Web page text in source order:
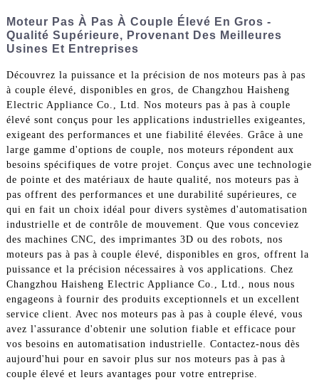
Moteur Pas À Pas À Couple Élevé En Gros -
Qualité Supérieure, Provenant Des Meilleures
Usines Et Entreprises
Découvrez la puissance et la précision de nos moteurs pas à pas
à couple élevé, disponibles en gros, de Changzhou Haisheng
Electric Appliance Co., Ltd. Nos moteurs pas à pas à couple
élevé sont conçus pour les applications industrielles exigeantes,
exigeant des performances et une fiabilité élevées. Grâce à une
large gamme d'options de couple, nos moteurs répondent aux
besoins spécifiques de votre projet. Conçus avec une technologie
de pointe et des matériaux de haute qualité, nos moteurs pas à
pas offrent des performances et une durabilité supérieures, ce
qui en fait un choix idéal pour divers systèmes d'automatisation
industrielle et de contrôle de mouvement. Que vous conceviez
des machines CNC, des imprimantes 3D ou des robots, nos
moteurs pas à pas à couple élevé, disponibles en gros, offrent la
puissance et la précision nécessaires à vos applications. Chez
Changzhou Haisheng Electric Appliance Co., Ltd., nous nous
engageons à fournir des produits exceptionnels et un excellent
service client. Avec nos moteurs pas à pas à couple élevé, vous
avez l'assurance d'obtenir une solution fiable et efficace pour
vos besoins en automatisation industrielle. Contactez-nous dès
aujourd'hui pour en savoir plus sur nos moteurs pas à pas à
couple élevé et leurs avantages pour votre entreprise.